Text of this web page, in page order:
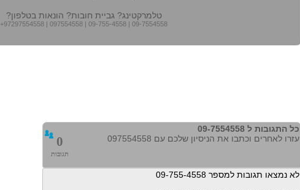
טלמרקטינג? גביית חובות? הונאות בטלפון?
+97297554558 | 097554558 | 09-755-4558 | 09-7554558
0
תגובות
כל התגובות ל 09-7554558
עזרו לאחרים וכתבו את הניסיון שלכם עם 097554558
לא נמצאו תגובות למספר 09-755-4558